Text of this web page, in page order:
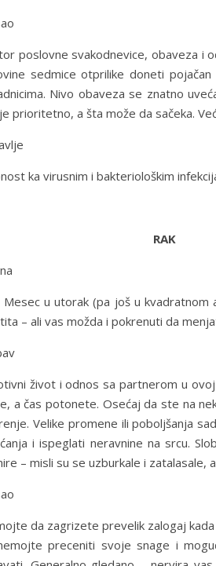
poslovne svakodnevice, obaveza i
sedmice otprilike doneti
Nivo obaveza se znatno
prioritetno, a šta može da sačeka.
ka virusnim i bakteriološkim
RAK
Mesec u utorak (pa još u
– ali vas možda i pokrenuti da
život i odnos sa partnerom u
a čas potonete. Osećaj da ste na
Velike promene ili poboljšanja
i ispeglati neravnine na srcu.
– misli su se uzburkale i zatalasale,
da zagrizete prevelik zalogaj
preceniti svoje snage i